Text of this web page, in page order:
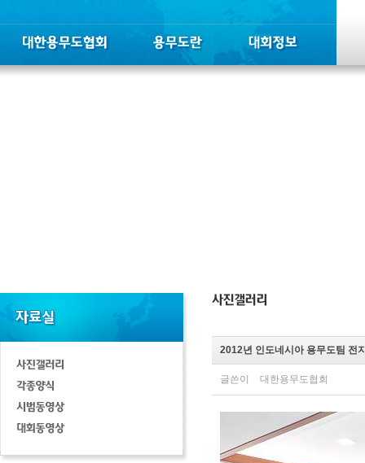
2012년 인도네시아 용무도팀 전
글쓴이 대한용무도협회